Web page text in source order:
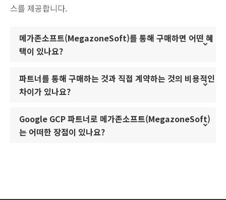
스를 제공합니다.
메가존소프트(MegazoneSoft)를 통해 구매하면 어떤 혜
택이 있나요?
파트너를 통해 구매하는 것과 직접 계약하는 것의 비용적인
차이가 있나요?
Google GCP 파트너로 메가존소프트(MegazoneSoft)
는 어떠한 장점이 있나요?